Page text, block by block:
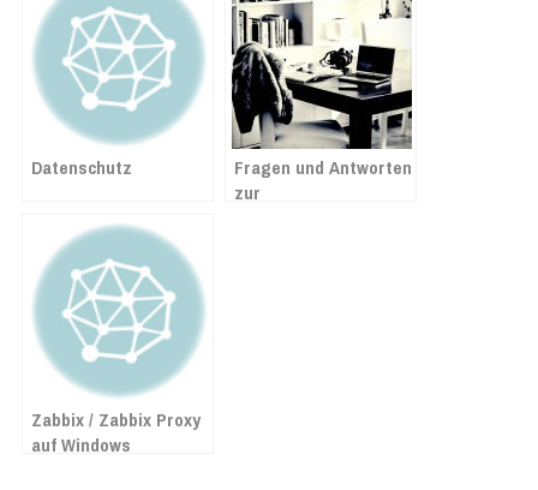
Datenschutz
Fragen und Antworten
zur
Zabbix / Zabbix Proxy
auf Windows